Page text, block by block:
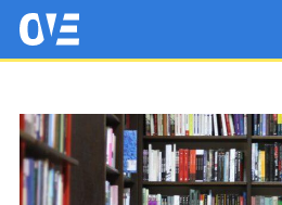
Saltar al contenido principal
OtrasVocesenEducacion.org